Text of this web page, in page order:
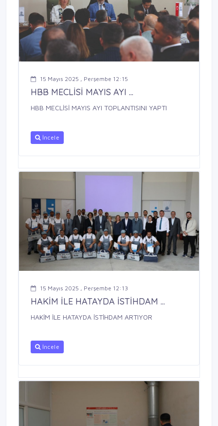
15 Mayıs 2025 , Perşembe 12:15
HBB MECLİSİ MAYIS AYI ...
HBB MECLİSİ MAYIS AYI TOPLANTISINI YAPTI
İncele
15 Mayıs 2025 , Perşembe 12:13
HAKİM İLE HATAYDA İSTİHDAM ...
HAKİM İLE HATAYDA İSTİHDAM ARTIYOR
İncele